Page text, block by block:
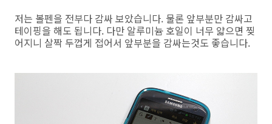
저는 볼펜을 전부다 감싸 보았습니다. 물론 앞부분만 감싸고
테이핑을 해도 됩니다. 다만 알루미늄 호일이 너무 얇으면 찢
어지니 살짝 두껍게 접어서 앞부분을 감싸는것도 좋습니다.